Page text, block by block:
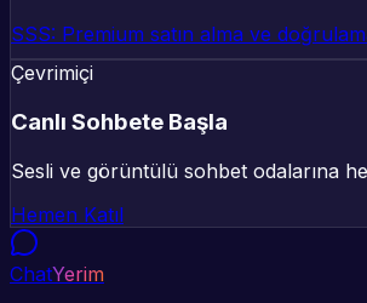
SSS: Premium satın alma ve
Çevrimiçi
Canlı Sohbete Başla
Sesli ve görüntülü sohbet odalarına
Hemen Katıl
ChatYerim